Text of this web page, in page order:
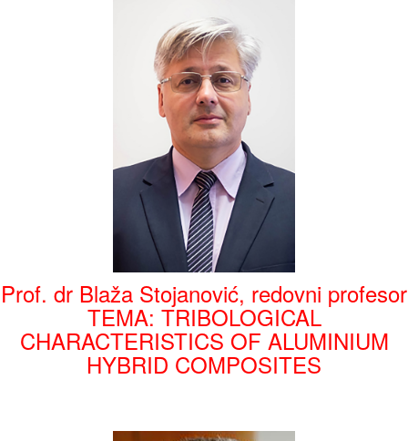
Prof. dr Blaža Stojanović, redovni profesor
TEMA: TRIBOLOGICAL
CHARACTERISTICS OF ALUMINIUM
HYBRID COMPOSITES